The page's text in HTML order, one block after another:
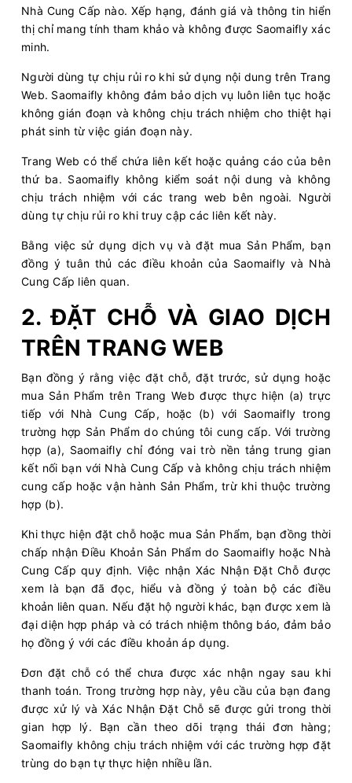
Nhà Cung Cấp nào. Xếp hạng, đánh giá và thông tin hiển
thị chỉ mang tính tham khảo và không được Saomaifly xác
minh.
Người dùng tự chịu rủi ro khi sử dụng nội dung trên Trang
Web. Saomaifly không đảm bảo dịch vụ luôn liên tục hoặc
không gián đoạn và không chịu trách nhiệm cho thiệt hại
phát sinh từ việc gián đoạn này.
Trang Web có thể chứa liên kết hoặc quảng cáo của bên
thứ ba. Saomaifly không kiểm soát nội dung và không
chịu trách nhiệm với các trang web bên ngoài. Người
dùng tự chịu rủi ro khi truy cập các liên kết này.
Bằng việc sử dụng dịch vụ và đặt mua Sản Phẩm, bạn
đồng ý tuân thủ các điều khoản của Saomaifly và Nhà
Cung Cấp liên quan.
2. ĐẶT CHỖ VÀ GIAO DỊCH
TRÊN TRANG WEB
Bạn đồng ý rằng việc đặt chỗ, đặt trước, sử dụng hoặc
mua Sản Phẩm trên Trang Web được thực hiện (a) trực
tiếp với Nhà Cung Cấp, hoặc (b) với Saomaifly trong
trường hợp Sản Phẩm do chúng tôi cung cấp. Với trường
hợp (a), Saomaifly chỉ đóng vai trò nền tảng trung gian
kết nối bạn với Nhà Cung Cấp và không chịu trách nhiệm
cung cấp hoặc vận hành Sản Phẩm, trừ khi thuộc trường
hợp (b).
Khi thực hiện đặt chỗ hoặc mua Sản Phẩm, bạn đồng thời
chấp nhận Điều Khoản Sản Phẩm do Saomaifly hoặc Nhà
Cung Cấp quy định. Việc nhận Xác Nhận Đặt Chỗ được
xem là bạn đã đọc, hiểu và đồng ý toàn bộ các điều
khoản liên quan. Nếu đặt hộ người khác, bạn được xem là
đại diện hợp pháp và có trách nhiệm thông báo, đảm bảo
họ đồng ý với các điều khoản áp dụng.
Đơn đặt chỗ có thể chưa được xác nhận ngay sau khi
thanh toán. Trong trường hợp này, yêu cầu của bạn đang
được xử lý và Xác Nhận Đặt Chỗ sẽ được gửi trong thời
gian hợp lý. Bạn cần theo dõi trạng thái đơn hàng;
Saomaifly không chịu trách nhiệm với các trường hợp đặt
trùng do bạn tự thực hiện nhiều lần.